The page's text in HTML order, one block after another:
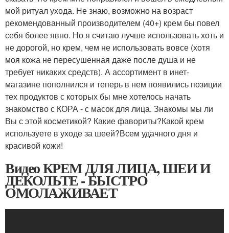
мой ритуал ухода. Не знаю, возможно на возраст
рекомендованный производителем (40+) крем бы повел
себя более явно. Но я считаю лучше использовать хоть и
не дорогой, но крем, чем не использовать вовсе (хотя
моя кожа не пересушенная даже после душа и не
требует никаких средств). А ассортимент в инет-
магазине пополнился и теперь в нем появились позиции
тех продуктов с которых бы мне хотелось начать
знакомство с КОРА - с масок для лица. Знакомы мы ли
Вы с этой косметикой? Какие фавориты?Какой крем
используете в уходе за шеей?Всем удачного дня и
красивой кожи!
Видео КРЕМ ДЛЯ ЛИЦА, ШЕИ И
ДЕКОЛЬТЕ - БЫСТРО
ОМОЛАЖИВАЕТ